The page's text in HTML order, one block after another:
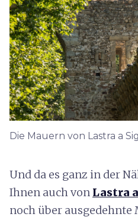
Die Mauern von Lastra a
Und da es ganz in der
Ihnen auch von Lastra
noch über ausgedehnte